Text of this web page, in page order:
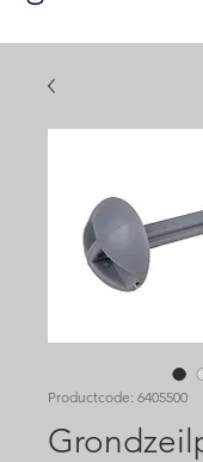
Productcode: 6405500